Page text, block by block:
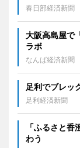
春日部経済新聞
大阪高島屋で
ラボ
なんば経済新聞
足利でブレッ
足利経済新聞
「ふるさと
わう